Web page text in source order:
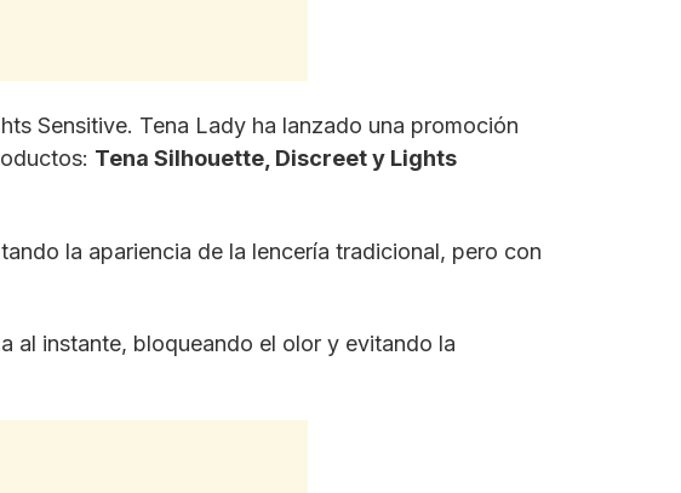
Sensitive. Tena Lady ha lanzado una promoción
Tena Silhouette, Discreet y Lights
la apariencia de la lencería tradicional, pero con
al instante, bloqueando el olor y evitando la